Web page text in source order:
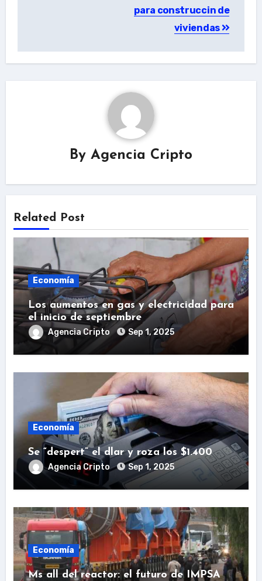
para construccin de
viviendas
By Agencia Cripto
Related Post
Economía
Los aumentos en gas y electricidad para
el inicio de septiembre
Agencia Cripto Sep 1, 2025
Economía
Se “despert” el dlar y roza los $1.400
Agencia Cripto Sep 1, 2025
Economía
Ms all del reactor: el futuro de IMPSA